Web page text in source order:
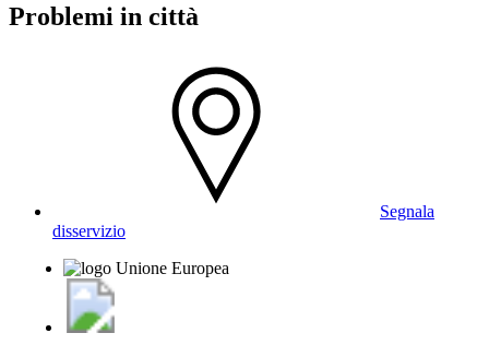
Problemi in città
Segnala
disservizio